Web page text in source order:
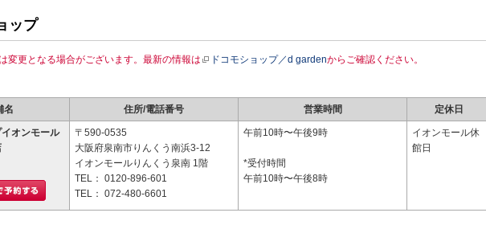
ップ
変更となる場合がございます。最新の情報は ドコモショップ／d gardenからご確認ください。
名 住所/電話番号 営業時間 定休日
イオンモール
〒590-0535
大阪府泉南市りんくう南浜3-12
イオンモールりんくう泉南 1階
TEL： 0120-896-601
TEL： 072-480-6601
午前10時〜午後9時
*受付時間
午前10時〜午後8時
イオンモール休
館日